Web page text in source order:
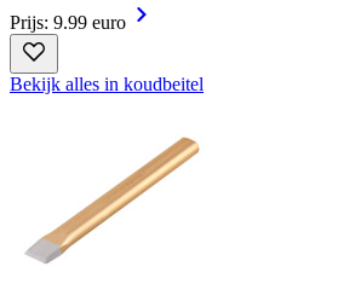
Prijs: 9.99 euro
Bekijk alles in koudbeitel